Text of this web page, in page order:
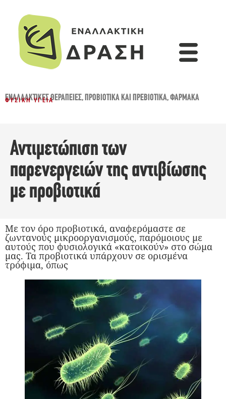
ΕΝΑΛΛΑΚΤΙΚΈΣ ΘΕΡΑΠΕΊΕΣ,ΠΡΟΒΙΟΤΙΚΆ ΚΑΙ ΠΡΕΒΙΟΤΙΚΆ,ΦΆΡΜΑΚΑ
ΦΥΣΙΚΉ ΥΓΕΊΑ
Αντιμετώπιση των
παρενεργειών της αντιβίωσης
με προβιοτικά
Με τον όρο προβιοτικά, αναφερόμαστε σε
ζωντανούς μικροοργανισμούς, παρόμοιους με
αυτούς που φυσιολογικά «κατοικούν» στο σώμα
μας. Τα προβιοτικά υπάρχουν σε ορισμένα
τρόφιμα, όπως